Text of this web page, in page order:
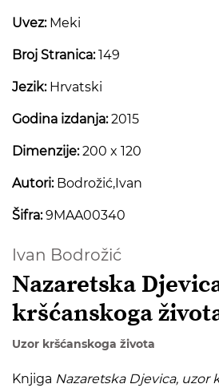
Uvez:Meki
Broj Stranica:149
Jezik:Hrvatski
Godina izdanja:2015
Dimenzije:200 x 120
Autori:Bodrožić,Ivan
Šifra:9MAA00340
Ivan Bodrožić
Nazaretska
kršćanskoga
Uzor kršćanskoga života
Knjiga Nazaretska Djevica, uzor